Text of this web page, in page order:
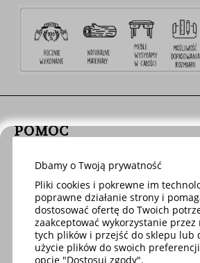
POMOC
DOSTAWA
MOJE KONTO
Dbamy o Twoją prywatność
Pliki cookies i pokrewne im
poprawne działanie strony i
dostosować ofertę do Twoich
zaakceptować wykorzystanie przez
tych plików i przejść do sklepu lub
użycie plików do swoich
opcję "Dostosuj zgody".